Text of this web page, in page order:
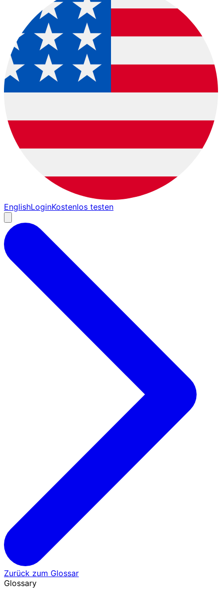
EnglishLoginKostenlos testen
Zurück zum Glossar
Glossary